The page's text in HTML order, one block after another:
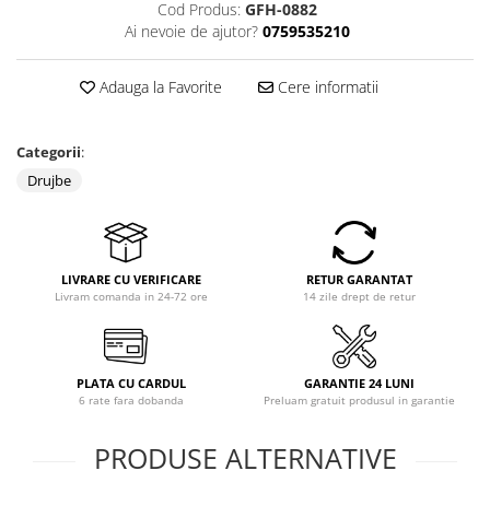
Motoare termice
Scule si Unelte Electrice
Articole sanitare
Chiuvete
Baterii de bucatarie
Baterii de baie
Echipamente de lucru
Accesorii beton
Betoniere
Generatoare
Cod Produs: GFH-0882
Ai nevoie de ajutor? 0759535210
Adauga la Favorite Cere informatii
Categorii:
Drujbe
LIVRARE CU VERIFICARE
Livram comanda in 24-72 ore
RETUR GARANTAT
14 zile drept de retur
PLATA CU CARDUL
6 rate fara dobanda
GARANTIE 24 LUNI
Preluam gratuit produsul in garantie
PRODUSE ALTERNATIVE